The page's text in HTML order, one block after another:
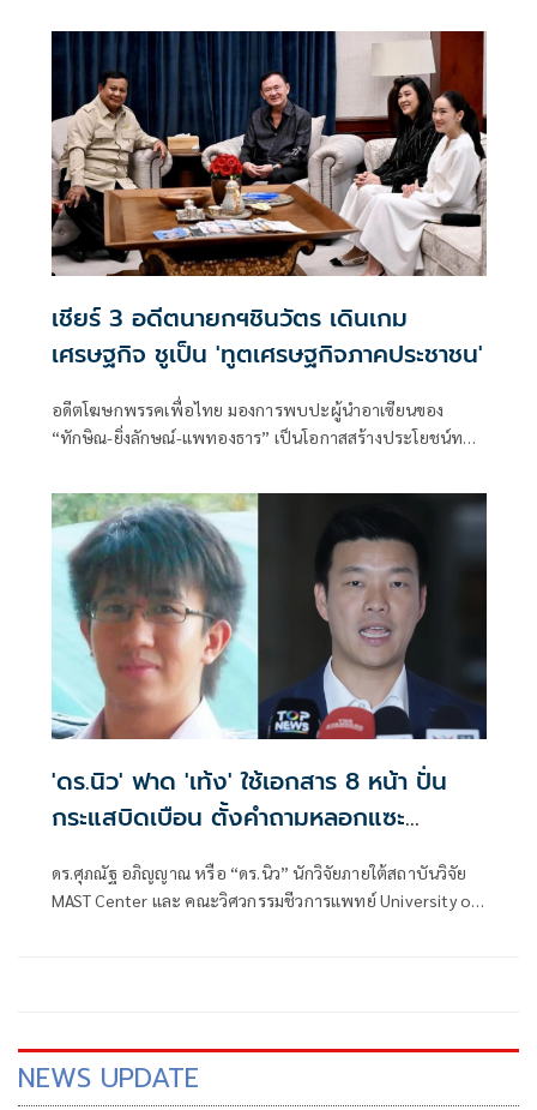
ยังประเทศมาเลเซีย โดยระบุว่า ข่าวดังกล่าวเป็นเพียงการสร้าง
กระแสจากผู้สนับสนุนทางการเมืองเท่านั้น
เชียร์ 3 อดีตนายกฯชินวัตร เดินเกม
เศรษฐกิจ ชูเป็น 'ทูตเศรษฐกิจภาคประชาชน'
อดีตโฆษกพรรคเพื่อไทย มองการพบปะผู้นำอาเซียนของ
“ทักษิณ-ยิ่งลักษณ์-แพทองธาร” เป็นโอกาสสร้างประโยชน์ทาง
กชันส่วนตัวช่วยเปิดตลาดใหม่ ดึงการลงทุน พร้อมวอนกลุ่มที่
จับตาเลิกมองด้วยอคติ หันมามองผลลัพธ์ต่อประชาชน
'ดร.นิว' ฟาด 'เท้ง' ใช้เอกสาร 8 หน้า ปั่น
กระแสบิดเบือน ตั้งคำถามหลอกแซะ
ดร.ศุภณัฐ อภิญญาณ หรือ “ดร.นิว” นักวิจัยภายใต้สถาบันวิจัย
MAST Center และ คณะวิศวกรรมชีวการแพทย์ University of
NEWS UPDATE